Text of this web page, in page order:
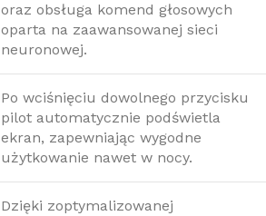
oraz obsługa komend głosowych
oparta na zaawansowanej sieci
neuronowej.
Po wciśnięciu dowolnego przycisku
pilot automatycznie podświetla
ekran, zapewniając wygodne
użytkowanie nawet w nocy.
Dzięki zoptymalizowanej